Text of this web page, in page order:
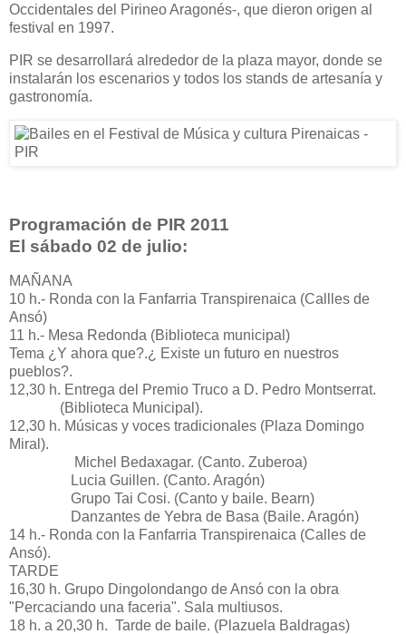
Occidentales del Pirineo Aragonés-, que dieron origen al
festival en 1997.
PIR se desarrollará alrededor de la plaza mayor, donde se
instalarán los escenarios y todos los stands de artesanía y
gastronomía.
Programación de PIR 2011
El sábado 02 de julio:
MAÑANA
10 h.- Ronda con la Fanfarria Transpirenaica (Callles de
Ansó)
11 h.- Mesa Redonda (Biblioteca municipal)
Tema ¿Y ahora que?.¿ Existe un futuro en nuestros
pueblos?.
12,30 h. Entrega del Premio Truco a D. Pedro Montserrat.
(Biblioteca Municipal).
12,30 h. Músicas y voces tradicionales (Plaza Domingo
Miral).
Michel Bedaxagar. (Canto. Zuberoa)
Lucia Guillen. (Canto. Aragón)
Grupo Tai Cosi. (Canto y baile. Bearn)
Danzantes de Yebra de Basa (Baile. Aragón)
14 h.- Ronda con la Fanfarria Transpirenaica (Calles de
Ansó).
TARDE
16,30 h. Grupo Dingolondango de Ansó con la obra
"Percaciando una faceria". Sala multiusos.
18 h. a 20,30 h. Tarde de baile. (Plazuela Baldragas)